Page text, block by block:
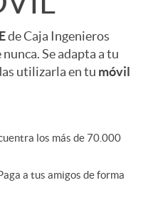
de Caja Ingenieros
Se adapta a tu
utilizarla en tu móvil
los más de 70.000
a tus amigos de forma